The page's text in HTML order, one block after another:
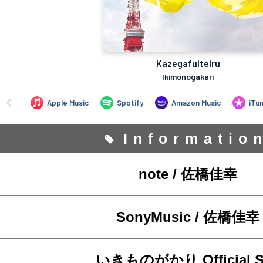
note / 佐橋佳幸
SonyMusic / 佐橋佳幸
いきものがかり Official